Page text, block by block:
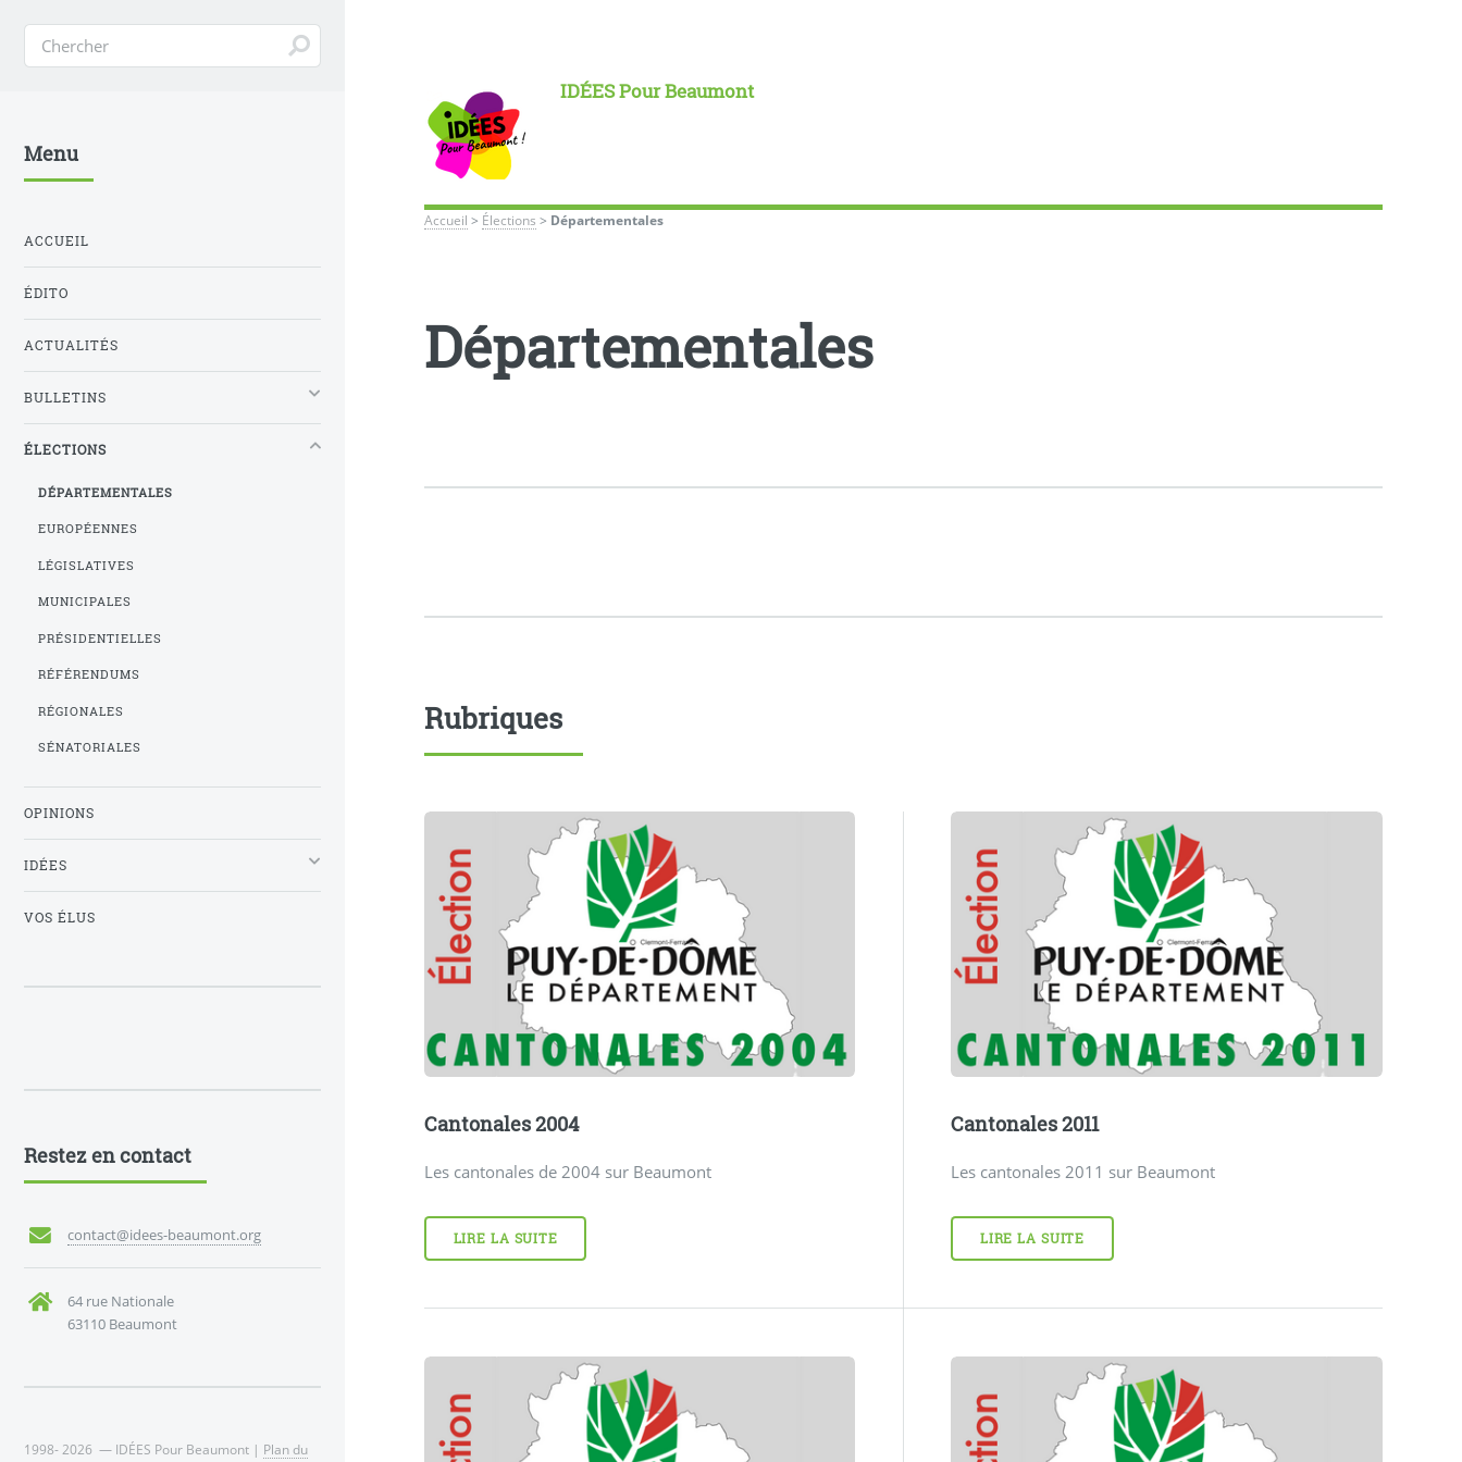
IDÉES Pour Beaumont
Accueil > Élections > Départementales
Départementales
Rubriques
Cantonales 2004
Les cantonales de 2004 sur Beaumont
LIRE LA SUITE
Cantonales 2011
Les cantonales 2011 sur Beaumont
LIRE LA SUITE
Menu
ACCUEIL
ÉDITO
ACTUALITÉS
BULLETINS
ÉLECTIONS
DÉPARTEMENTALES
EUROPÉENNES
LÉGISLATIVES
MUNICIPALES
PRÉSIDENTIELLES
RÉFÉRENDUMS
RÉGIONALES
SÉNATORIALES
OPINIONS
IDÉES
VOS ÉLUS
Restez en contact
contact@idees-beaumont.org
64 rue Nationale
63110 Beaumont
1998- 2026 — IDÉES Pour Beaumont | Plan du